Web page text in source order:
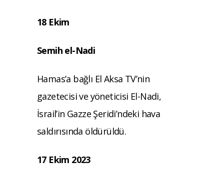
18 Ekim
Semih el-Nadi
Hamas’a bağlı El Aksa TV’nin
gazetecisi ve yöneticisi El-Nadi,
İsrail’in Gazze Şeridi’ndeki hava
saldırısında öldürüldü.
17 Ekim 2023